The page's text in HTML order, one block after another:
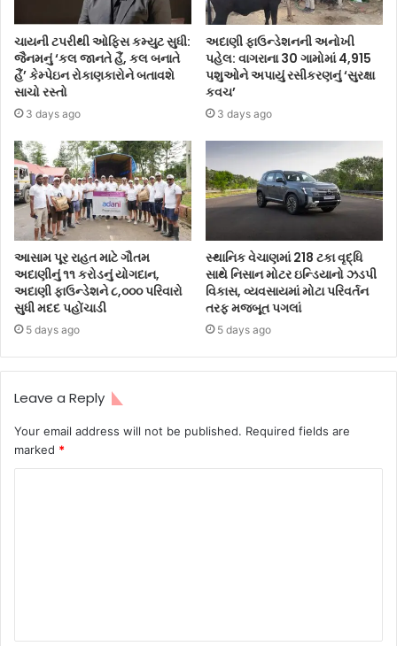
ચાયની ટપરીથી ઓફિસ કમ્યુટ સુધી:
જૈનમનું ‘કલ જાનતે હૈં, કલ બનાતે
હૈં’ કેમ્પેઇન રોકાણકારોને બતાવશે
સાચો રસ્તો
3 days ago
અદાણી ફાઉન્ડેશનની અનોખી
પહેલ: વાગરાના 30 ગામોમાં 4,915
પશુઓને અપાયું રસીકરણનું ‘સુરક્ષા
કવચ’
3 days ago
આસામ પૂર રાહત માટે ગૌતમ
અદાણીનું ૧૧ કરોડનું યોગદાન,
અદાણી ફાઉન્ડેશને ૮,૦૦૦ પરિવારો
સુધી મદદ પહોંચાડી
5 days ago
સ્થાનિક વેચાણમાં 218 ટકા વૃદ્ધિ
સાથે નિસાન મોટર ઇન્ડિયાનો ઝડપી
વિકાસ, વ્યવસાયમાં મોટા પરિવર્તન
તરફ મજબૂત પગલાં
5 days ago
Leave a Reply
Your email address will not be published. Required fields are
marked *